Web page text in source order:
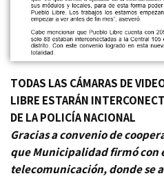
TODAS LAS CÁMARAS DE
LIBRE ESTARÁN
DE LA POLICÍA NACIONAL
Gracias a convenio de
que Municipalidad firmó con
telecomunicación, donde se